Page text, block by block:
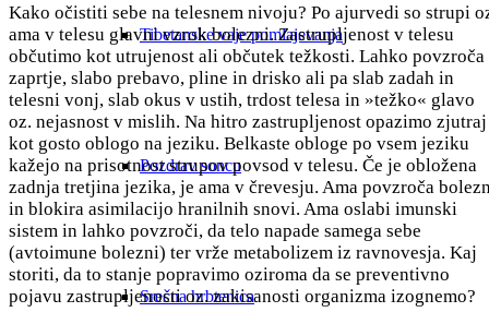
Tibetanske vaje pomlajevanja
Pozdrav soncu
Srečna hrbtenica
Kako očistiti sebe na telesnem nivoju? Po ajurvedi so strupi
ama v telesu glavni vzrok bolezni. Zastrupljenost v telesu
občutimo kot utrujenost ali občutek težkosti. Lahko povzroča
zaprtje, slabo prebavo, pline in drisko ali pa slab zadah in
telesni vonj, slab okus v ustih, trdost telesa in »težko« glavo
oz. nejasnost v mislih. Na hitro zastrupljenost opazimo zjutraj
kot gosto oblogo na jeziku. Belkaste obloge po vsem jeziku
kažejo na prisotnost strupov povsod v telesu. Če je obložena
zadnja tretjina jezika, je ama v črevesju. Ama povzroča
in blokira asimilacijo hranilnih snovi. Ama oslabi imunski
sistem in lahko povzroči, da telo napade samega sebe
(avtoimune bolezni) ter vrže metabolizem iz ravnovesja. Kaj
storiti, da to stanje popravimo oziroma da se preventivno
pojavu zastrupljenosti oz. zakisanosti organizma izognemo?